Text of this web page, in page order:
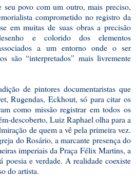
seu povo com um outro, mais preciso,
comprometido no registro da
em muitas de suas obras a precisão
e colorido dos elementos
a um entorno onde o ser
são “interpretados” mais livremente
de pintores documentaristas que
Rugendas, Eckhout, só para citar os
como missão registrar em todos os
descoberto, Luiz Raphael olha para a
de quem a vê pela primeira vez.
do Rosário, a marcante presença do
imperiais da Praça Félix Martins, a
poesia e verdade. A realidade coexiste
do artista.